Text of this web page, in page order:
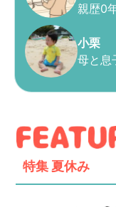
親歴0
小栗
母と息
特集 夏休み